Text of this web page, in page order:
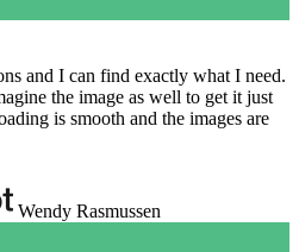
and I can find exactly what I need.
the image as well to get it just
is smooth and the images are
Wendy Rasmussen